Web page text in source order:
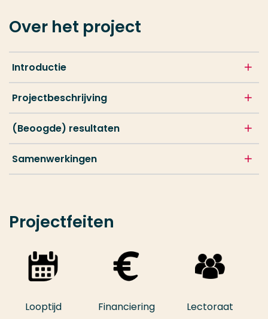
Over het project
Introductie
Projectbeschrijving
(Beoogde) resultaten
Samenwerkingen
Projectfeiten
Looptijd
Financiering
Lectoraat